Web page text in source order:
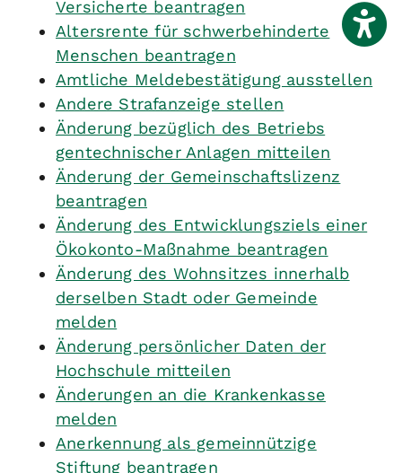
Versicherte beantragen
Altersrente für schwerbehinderte
Menschen beantragen
Amtliche Meldebestätigung ausstellen
Andere Strafanzeige stellen
Änderung bezüglich des Betriebs
gentechnischer Anlagen mitteilen
Änderung der Gemeinschaftslizenz
beantragen
Änderung des Entwicklungsziels einer
Ökokonto-Maßnahme beantragen
Änderung des Wohnsitzes innerhalb
derselben Stadt oder Gemeinde
melden
Änderung persönlicher Daten der
Hochschule mitteilen
Änderungen an die Krankenkasse
melden
Anerkennung als gemeinnützige
Stiftung beantragen